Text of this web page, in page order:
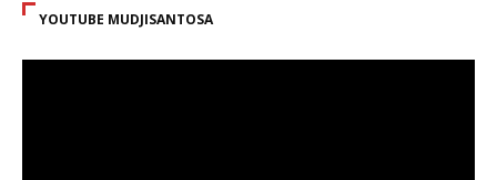
YOUTUBE MUDJISANTOSA